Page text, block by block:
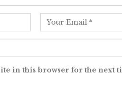
in this browser for the next